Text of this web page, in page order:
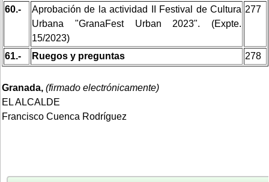
60.-
Aprobación de la actividad II Festival de Cultura
Urbana "GranaFest Urban 2023". (Expte.
15/2023)
277
61.- Ruegos y preguntas 278
Granada, (firmado electrónicamente)
EL ALCALDE
Francisco Cuenca Rodríguez